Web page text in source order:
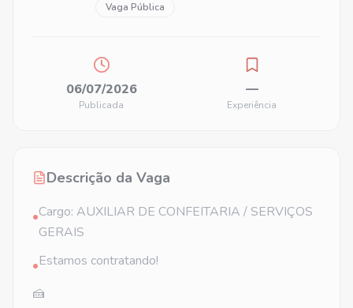
Vaga Pública
06/07/2026
Publicada
—
Experiência
Descrição da Vaga
•Cargo: AUXILIAR DE CONFEITARIA / SERVIÇOS
GERAIS
•Estamos contratando!
🍰